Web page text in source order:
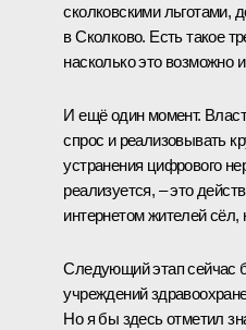
сколковскими льготами,
в Сколково. Есть такое
насколько это возможно
И ещё один момент.
спрос и реализовывать
устранения цифрового
реализуется, – это
интернетом жителей
Следующий этап сейчас
учреждений
Но я бы здесь отметил